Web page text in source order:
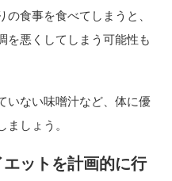
食事を食べてしまうと、
を悪くしてしまう可能性も
いない味噌汁など、体に優
にしましょう。
ットを計画的に行